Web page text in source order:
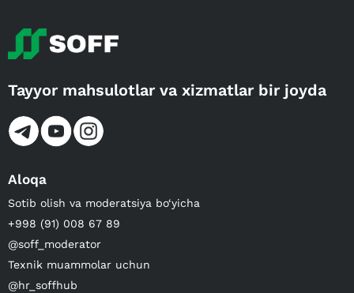
Tayyor mahsulotlar va xizmatlar bir joyda
Aloqa
Sotib olish va moderatsiya bo‘yicha
+998 (91) 008 67 89
@soff_moderator
Texnik muammolar uchun
@hr_soffhub